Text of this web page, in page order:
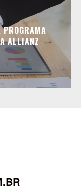
PROGRAMA
ALLIANZ